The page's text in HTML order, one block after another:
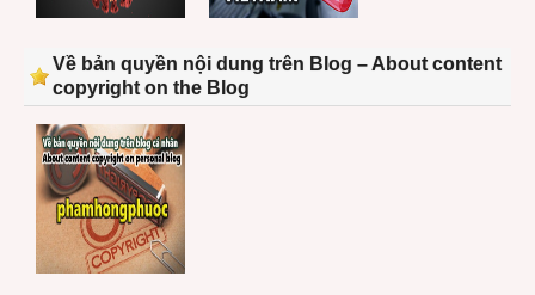
Về bản quyền nội dung trên Blog – About content
copyright on the Blog